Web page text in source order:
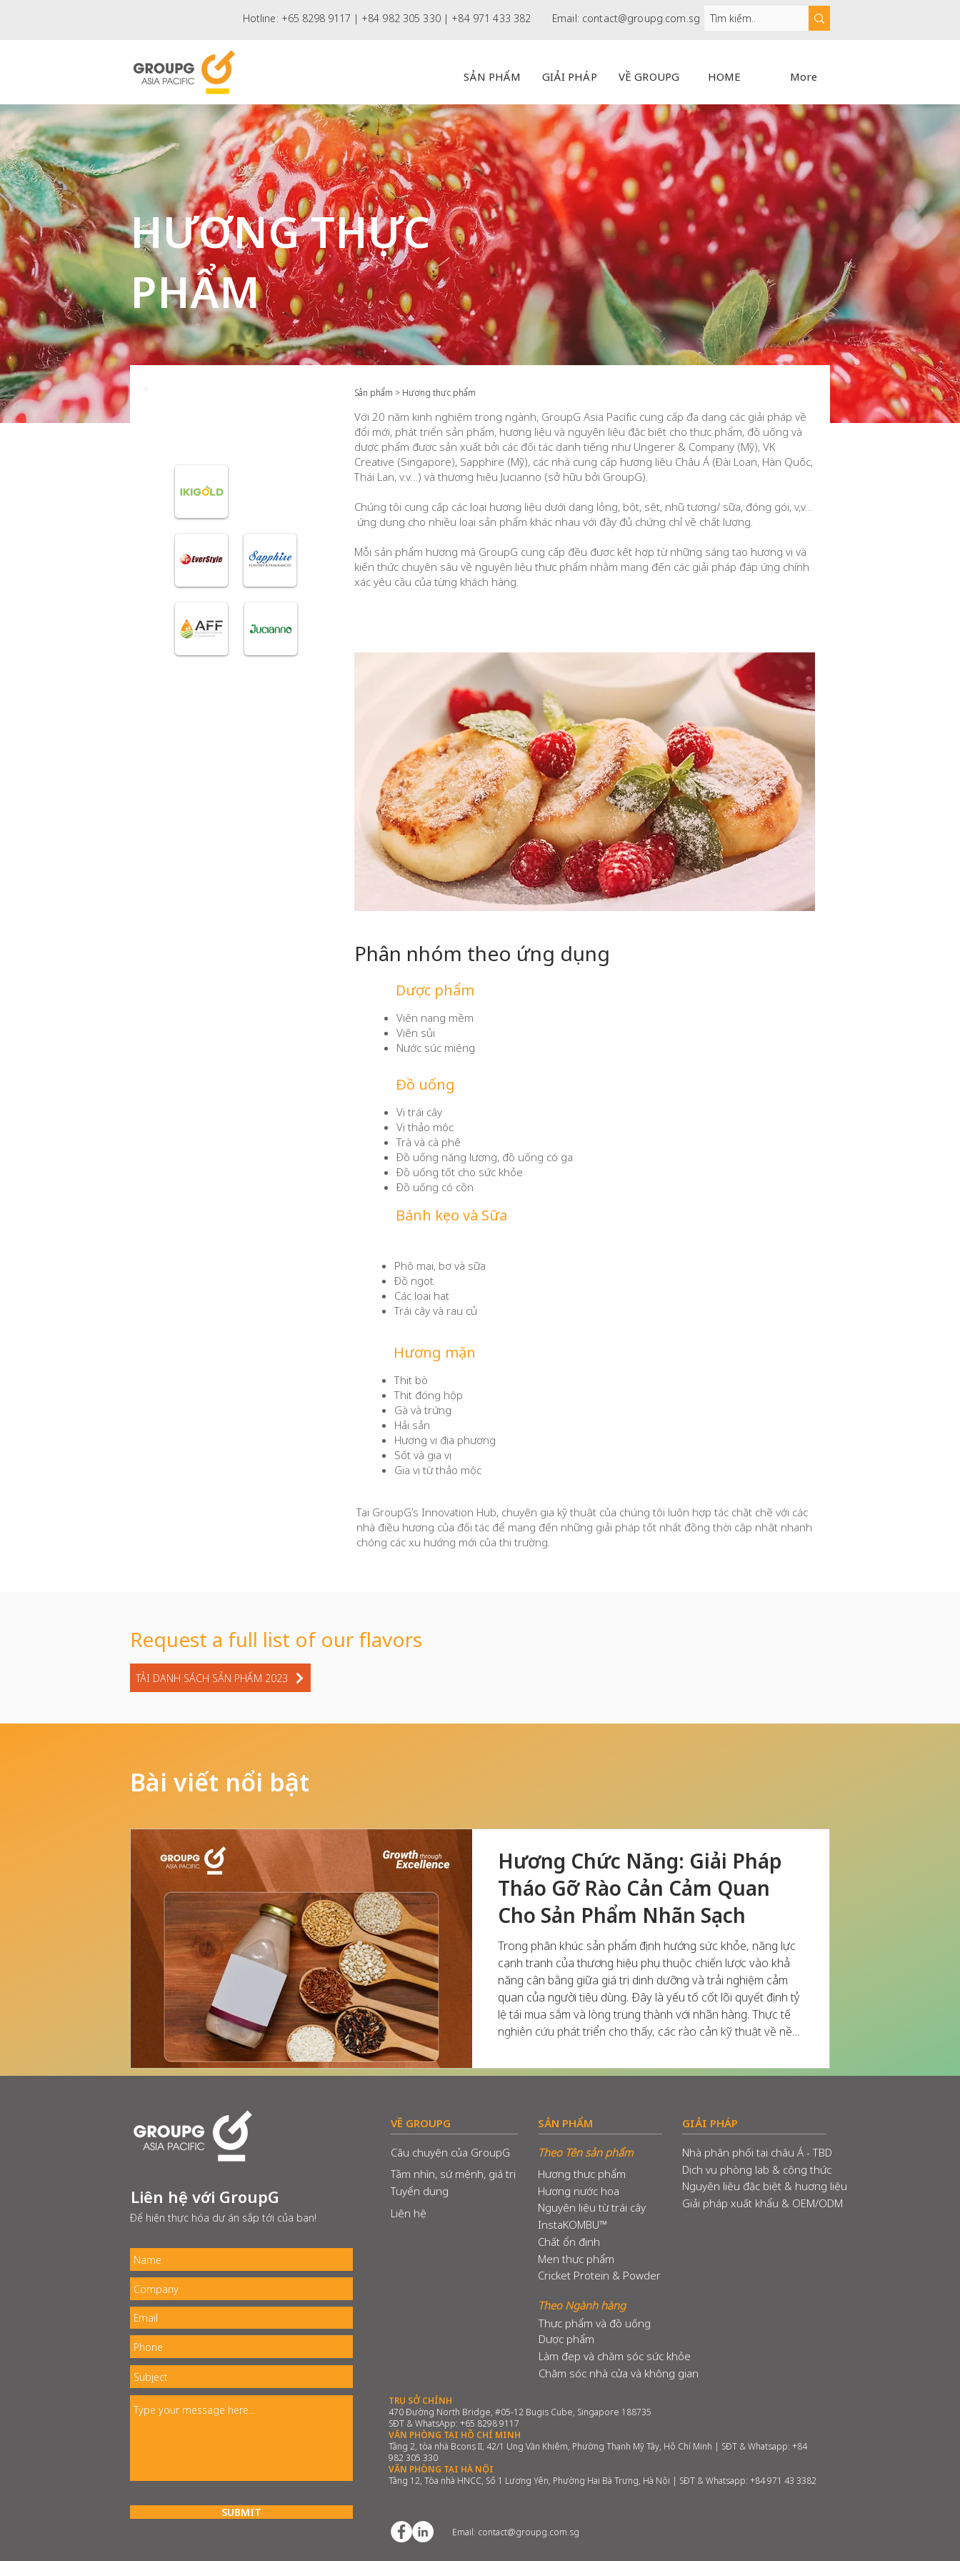
Hotline: +65 8298 9117 | +84 982 305 330 | +84 971 433 382 Email: contact@groupg.com.sg
SẢN PHẨM GIẢI PHÁP VỀ GROUPG HOME More
HƯƠNG THỰC
PHẨM
Sản phẩm > Hương thực phẩm
Với 20 năm kinh nghiệm trong ngành, ​GroupG Asia Pacific cung cấp đa dạng các giải pháp về
đổi mới, phát triển sản phẩm, hương liệu và nguyên liệu đặc biệt cho thực phẩm, đồ uống và
dược phẩm được sản xuất bởi các đối tác danh tiếng như Ungerer & Company (Mỹ), VK
Creative (Singapore), Sapphire (Mỹ), các nhà cung cấp hương liệu Châu Á (Đài Loan, Hàn Quốc,
Thái Lan, v.v…) và thương hiệu Jucianno (sở hữu bởi GroupG).
Chúng tôi cung cấp các loại hương liệu dưới dạng lỏng, bột, sệt, nhũ tương/ sữa, đóng gói, v,v…
ứng dụng cho nhiều loại sản phẩm khác nhau với đầy đủ chứng chỉ về chất lượng.
Mỗi sản phẩm hương mà GroupG cung cấp đều được kết hợp từ những sáng tạo hương vị và
kiến thức chuyên sâu về nguyên liệu thực phẩm nhằm mang đến các giải pháp đáp ứng chính
xác yêu cầu của từng khách hàng.
Phân nhóm theo ứng dụng
Dược phẩm
Viên nang mềm
Viên sủi
Nước súc miệng
Đồ uống
Vị trái cây
Vị thảo mộc
Trà và cà phê
Đồ uống năng lượng, đồ uống có ga
Đồ uống tốt cho sức khỏe
Đồ uống có cồn
Bánh kẹo và Sữa
Phô mai, bơ và sữa
Đồ ngọt
Các loại hạt
Trái cây và rau củ
Hương mặn
Thịt bò
Thịt đóng hộp
Gà và trứng
Hải sản
Hương vị địa phương
Sốt và gia vị
Gia vị từ thảo mộc
Tại GroupG’s Innovation Hub, chuyên gia kỹ thuật của chúng tôi luôn hợp tác chặt chẽ với các
nhà điều hương của đối tác để mang đến những giải pháp tốt nhất đồng thời cập nhật nhanh
chóng các xu hướng mới của thị trường.
Request a full list of our flavors
TẢI DANH SÁCH SẢN PHẨM 2023
Bài viết nổi bật
Hương Chức Năng: Giải Pháp
Tháo Gỡ Rào Cản Cảm Quan
Cho Sản Phẩm Nhãn Sạch
Trong phân khúc sản phẩm định hướng sức khỏe, năng lực
cạnh tranh của thương hiệu phụ thuộc chiến lược vào khả
năng cân bằng giữa giá trị dinh dưỡng và trải nghiệm cảm
quan của người tiêu dùng. Đây là yếu tố cốt lõi quyết định tỷ
lệ tái mua sắm và lòng trung thành với nhãn hàng. Thực tế
nghiên cứu phát triển cho thấy, các rào cản kỹ thuật về nền
của nguyên liệu nền, gây cảm giác nhám bột trong khoang
Liên hệ với GroupG
Để hiện thực hóa dự án sắp tới của bạn!
SUBMIT
VỀ GROUPG
Câu chuyện của GroupG
Tầm nhìn, sứ mệnh, giá trị
Tuyển dụng
Liên hệ
SẢN PHẨM
Theo Tên sản phẩm
Hương thực phẩm
Hương nước hoa
Nguyên liệu từ trái cây
InstaKOMBU™
GIẢI PHÁP
Nhà phân phối tại châu Á - TBD
Dịch vụ phòng lab & công thức
Nguyên liệu đặc biệt & huơng liệu
Giải pháp xuất khẩu & OEM/ODM
Chất ổn định
Men thực phẩm
Cricket Protein & Powder
Theo Ngành hàng
Thực phẩm và đồ uống
Dược phẩm
Làm đẹp và chăm sóc sức khỏe
Chăm sóc nhà cửa và không gian
TRỤ SỞ CHÍNH
470 Đường North Bridge, #05-12 Bugis Cube, Singapore 188735
SĐT & WhatsApp: +65 8298 9117
VĂN PHÒNG TẠI HỒ CHÍ MINH
Tầng 2, tòa nhà Bcons II, 42/1 Ung Văn Khiêm, Phường Thạnh Mỹ Tây, Hồ Chí Minh | SĐT & Whatsapp: +84
982 305 330
VĂN PHÒNG TẠI HÀ NỘI
Tầng 12, Tòa nhà HNCC, Số 1 Lương Yên, Phường Hai Bà Trưng, Hà Nội | SĐT & Whatsapp: +84 971 43 3382
​Email: contact@groupg.com.sg